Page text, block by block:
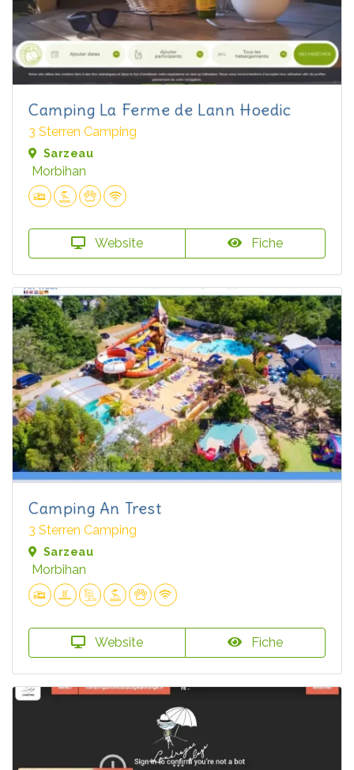
Camping La Ferme de Lann Hoedic
3 Sterren Camping
Sarzeau
Morbihan
Website Fiche
Camping An Trest
3 Sterren Camping
Sarzeau
Morbihan
Website Fiche